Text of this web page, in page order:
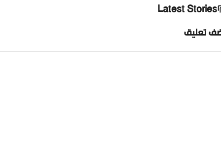
Latest Stories
تعليق